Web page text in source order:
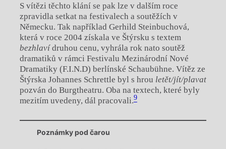
S vítězi těchto klání se pak lze v dalším roce
zpravidla setkat na festivalech a soutěžích v
Německu. Tak například Gerhild Steinbuchová,
která v roce 2004 získala ve Štýrsku s textem
bezhlavídruhou cenu, vyhrála rok nato soutěž
dramatiků v rámci Festivalu Mezinárodní Nové
Dramatiky (F.I.N.D) berlínské Schaubühne. Vítěz ze
Štýrska Johannes Schrettle byl s hrou letět/jít/plavat
pozván do Burgtheatru. Oba na textech, které byly
mezitím uvedeny, dál pracovali.9
Poznámky pod čarou